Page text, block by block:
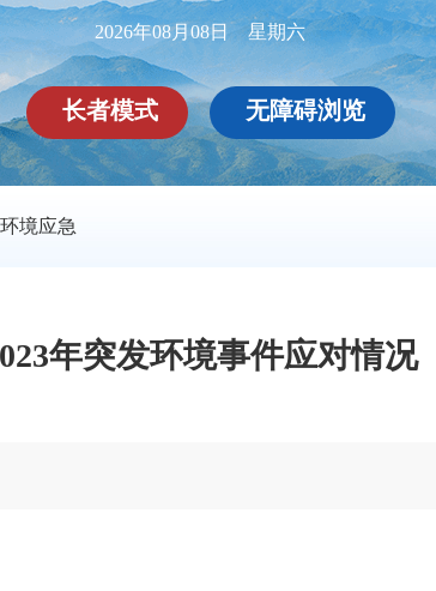
2026年08月08日 星期六
长者模式 无障碍浏览
环境应急
年突发环境事件应对情况